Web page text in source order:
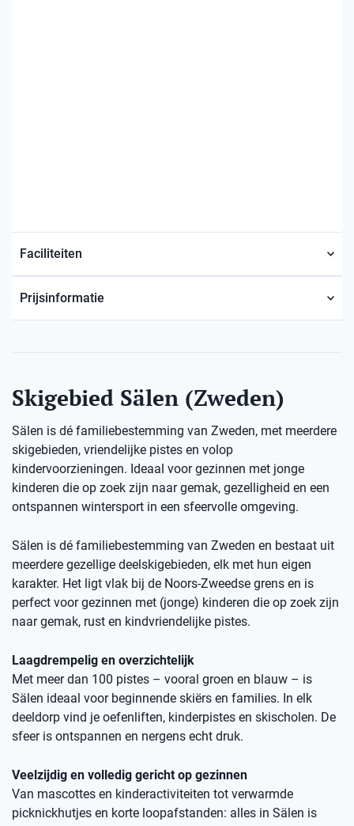
Faciliteiten
Prijsinformatie
Skigebied Sälen (Zweden)
Sälen is dé familiebestemming van Zweden, met meerdere
skigebieden, vriendelijke pistes en volop
kindervoorzieningen. Ideaal voor gezinnen met jonge
kinderen die op zoek zijn naar gemak, gezelligheid en een
ontspannen wintersport in een sfeervolle omgeving.
Sälen is dé familiebestemming van Zweden en bestaat uit
meerdere gezellige deelskigebieden, elk met hun eigen
karakter. Het ligt vlak bij de Noors-Zweedse grens en is
perfect voor gezinnen met (jonge) kinderen die op zoek zijn
naar gemak, rust en kindvriendelijke pistes.
Laagdrempelig en overzichtelijk
Met meer dan 100 pistes – vooral groen en blauw – is
Sälen ideaal voor beginnende skiërs en families. In elk
deeldorp vind je oefenliften, kinderpistes en skischolen. De
sfeer is ontspannen en nergens echt druk.
Veelzijdig en volledig gericht op gezinnen
Van mascottes en kinderactiviteiten tot verwarmde
picknickhutjes en korte loopafstanden: alles in Sälen is